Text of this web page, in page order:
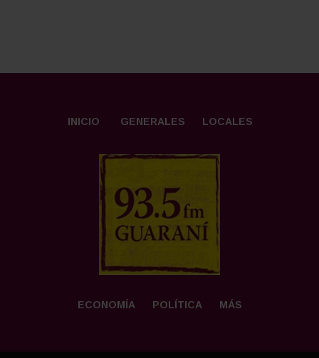
INICIO GENERALES LOCALES
ECONOMÍA POLÍTICA MÁS